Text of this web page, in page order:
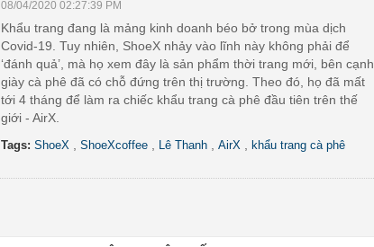
08/04/2020 02:27:39 PM
Khẩu trang đang là mảng kinh doanh béo bở trong mùa dịch
Covid-19. Tuy nhiên, ShoeX nhảy vào lĩnh này không phải để
‘đánh quả’, mà họ xem đây là sản phẩm thời trang mới, bên cạnh
giày cà phê đã có chỗ đứng trên thị trường. Theo đó, họ đã mất
tới 4 tháng để làm ra chiếc khẩu trang cà phê đầu tiên trên thế
giới - AirX.
Tags: ShoeX ShoeXcoffee Lê Thanh AirX khẩu trang cà phê